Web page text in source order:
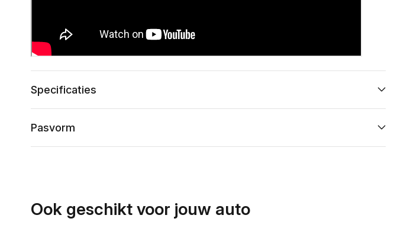
Specificaties
Pasvorm
Ook geschikt voor jouw auto